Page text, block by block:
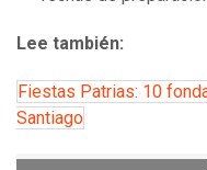
Lee también:
Fiestas Patrias: 10
Santiago